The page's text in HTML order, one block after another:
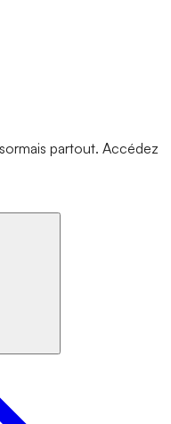
partout. Accédez